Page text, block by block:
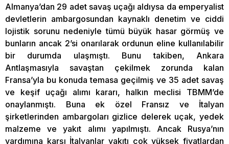
Almanya’dan 29 adet savaş uçağı aldıysa da emperyalist
devletlerin ambargosundan kaynaklı denetim ve ciddi
lojistik sorunu nedeniyle tümü büyük hasar görmüş ve
bunların ancak 2’si onarılarak ordunun eline kullanılabilir
bir durumda ulaşmıştı. Bunu takiben, Ankara
Antlaşmasıyla savaştan çekilmek zorunda kalan
Fransa’yla bu konuda temasa geçilmiş ve 35 adet savaş
ve keşif uçağı alımı kararı, halkın meclisi TBMM’de
onaylanmıştı. Buna ek özel Fransız ve İtalyan
şirketlerinden ambargoları gizlice delerek uçak, yedek
malzeme ve yakıt alımı yapılmıştı. Ancak Rusya’nın
yardımına karşı İtalyanlar yakıtı çok yüksek fiyatlardan